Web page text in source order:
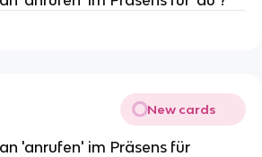
New cards
'anrufen' im Präsens für